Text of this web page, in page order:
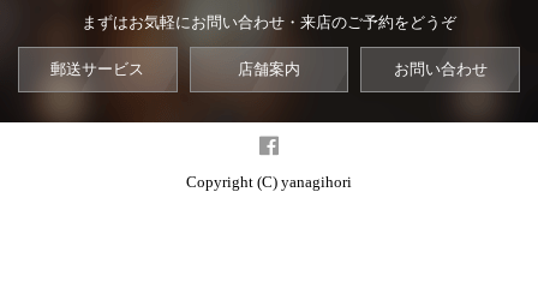
まずはお気軽にお問い合わせ・来店のご予約をどうぞ
郵送サービス 店舗案内 お問い合わせ
Copyright (C) yanagihori